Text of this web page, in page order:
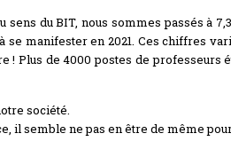
du BIT, nous sommes passés à
se manifester en 2021. Ces chiffres
! Plus de 4000 postes de professeurs
société.
il semble ne pas en être de même